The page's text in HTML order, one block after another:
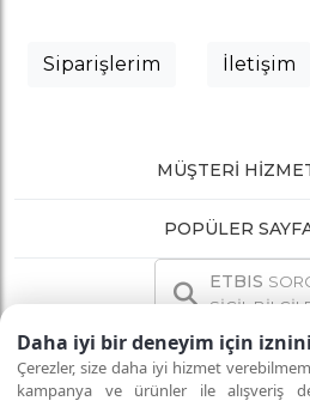
Daha iyi bir deneyim için
Çerezler, size daha iyi hizmet
kampanya ve ürünler ile alışveriş
Siparişlerim İletişim
MÜŞTERI
POPÜLER
ETBIS
SİCİL